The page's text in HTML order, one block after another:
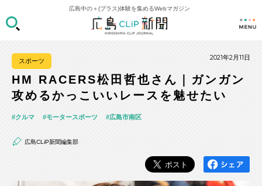
広島中の＋(プラス)体験を集めるWebマガジン
スポーツ 2021年2月11日
HM RACERS松田哲也さん｜ガンガン
攻めるかっこいいレースを魅せたい
クルマ モータースポーツ 広島市南区
広島CLiP新聞編集部